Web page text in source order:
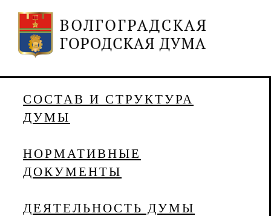
СОСТАВ И СТРУКТУРА
ДУМЫ
НОРМАТИВНЫЕ
ДОКУМЕНТЫ
ДЕЯТЕЛЬНОСТЬ ДУМЫ